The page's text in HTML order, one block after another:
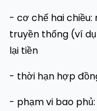
- cơ chế hai chiều:
truyền thống (ví
lại tiền
- thời hạn hợp
- phạm vi bao